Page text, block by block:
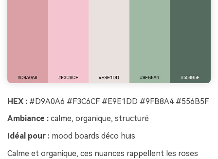
HEX : #D9A0A6 #F3C6CF #E9E1DD #9FB8A4 #556B5F
Ambiance : calme, organique, structuré
Idéal pour : mood boards déco huis
Calme et organique, ces nuances rappellent les roses